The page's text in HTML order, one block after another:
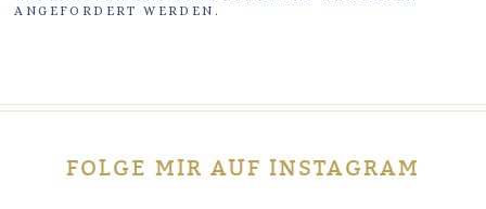
ANGEFORDERT WERDEN.
FOLGE MIR AUF INSTAGRAM